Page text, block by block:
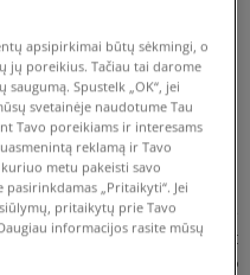
inkariukai! Nėra
charakterinio logotipo su
pasaulio modelių.
sportbačiai yra žinomi ne
vertinami yra taip pat
juos paverčia kiekvieno
apsipirkimai būtų sėkmingi, o
jų poreikius. Tačiau tai darome
Spustelk „OK“, jei
svetainėje naudotume Tau
Tavo poreikiams ir interesams
reklamą ir Tavo
metu pakeisti savo
„Pritaikyti“. Jei
pritaikytų prie Tavo
informacijos rasite mūsų